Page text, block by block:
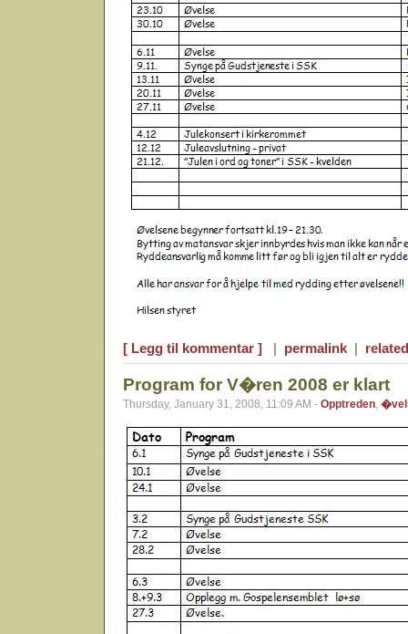
[ Legg til kommentar ] | permalink |
Program for V�ren 2008 er klart
Thursday, January 31, 2008, 11:09 AM - Opptreden,